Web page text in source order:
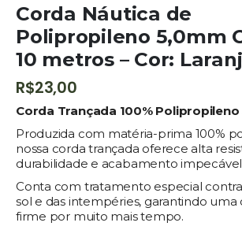
Corda Náutica de
Polipropileno 5,0mm
10 metros – Cor:
R$23,00
Corda Trançada 100%
Produzida com matéria-prima 100%
nossa corda trançada oferece alta
durabilidade e acabamento
Conta com tratamento especial
sol e das intempéries, garantindo
firme por muito mais tempo.